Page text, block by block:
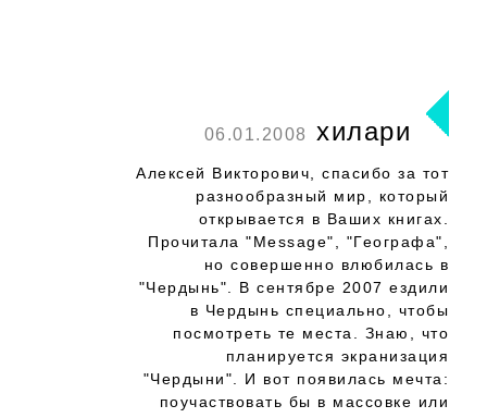
06.01.2008 хилари
Алексей Викторович, спасибо за тот
разнообразный мир, который
открывается в Ваших книгах.
Прочитала "Message", "Географа",
но совершенно влюбилась в
"Чердынь". В сентябре 2007 ездили
в Чердынь специально, чтобы
посмотреть те места. Знаю, что
планируется экранизация
"Чердыни". И вот появилась мечта:
поучаствовать бы в массовке или